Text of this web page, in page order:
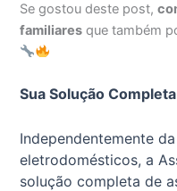
Se gostou deste post,
familiares que também
Sua Solução
Independentemente
eletrodomésticos, a
solução completa de